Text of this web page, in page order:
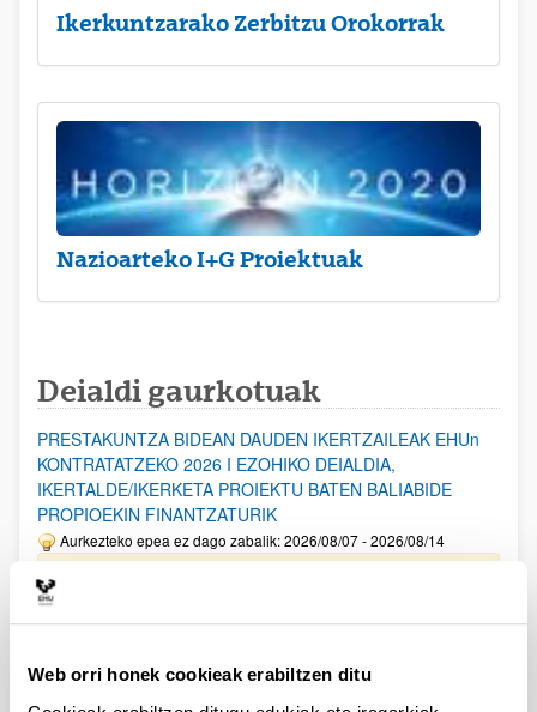
Web orri honek cookieak erabiltzen ditu
Ikerkuntzarako Zerbitzu Orokorrak
Nazioarteko I+G Proiektuak
Deialdi gaurkotuak
PRESTAKUNTZA BIDEAN DAUDEN IKERTZAILEAK EHUn
KONTRATATZEKO 2026 I EZOHIKO DEIALDIA,
IKERTALDE/IKERKETA PROIEKTU BATEN BALIABIDE
PROPIOEKIN FINANTZATURIK
Aurkezteko epea ez dago zabalik: 2026/08/07 - 2026/08/14
Izapide irekia